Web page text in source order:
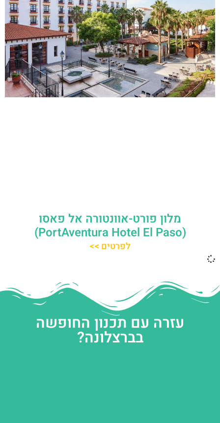
מלון פורט-אוונטורה אל פאסו
(PortAventura Hotel El Paso)
לפרטים >>
עזרה עם תכנון החופשה
בברצלונה?